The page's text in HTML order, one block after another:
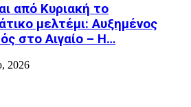
από Κυριακή το
μελτέμι: Αυξημένος
στο Αιγαίο – Η…
2026